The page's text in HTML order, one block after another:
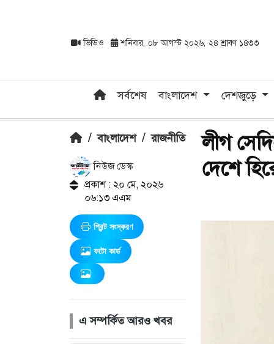
ভিডিও শনিবার, ০৮ আগস্ট ২০২৬, ২৪ শ্রাবণ ১৪৩৩
সর্বশেষ বাংলাদেশ দেশজুড়ে
/ বাংলাদেশ / রাজনীতি
নিউজ ডেস্ক
প্রকাশ : ২০ মে, ২০২৬
০৬:১৩ এএম
প্রিন্ট সংস্করণ
ফটো কার্ড
এ সম্পর্কিত আরও খবর
লীগ
দেশে